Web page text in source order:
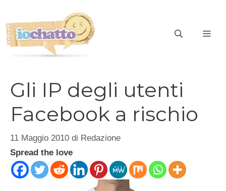
contenuto
Gli IP degli utenti
Facebook a rischio
11 Maggio 2010 di Redazione
Spread the love